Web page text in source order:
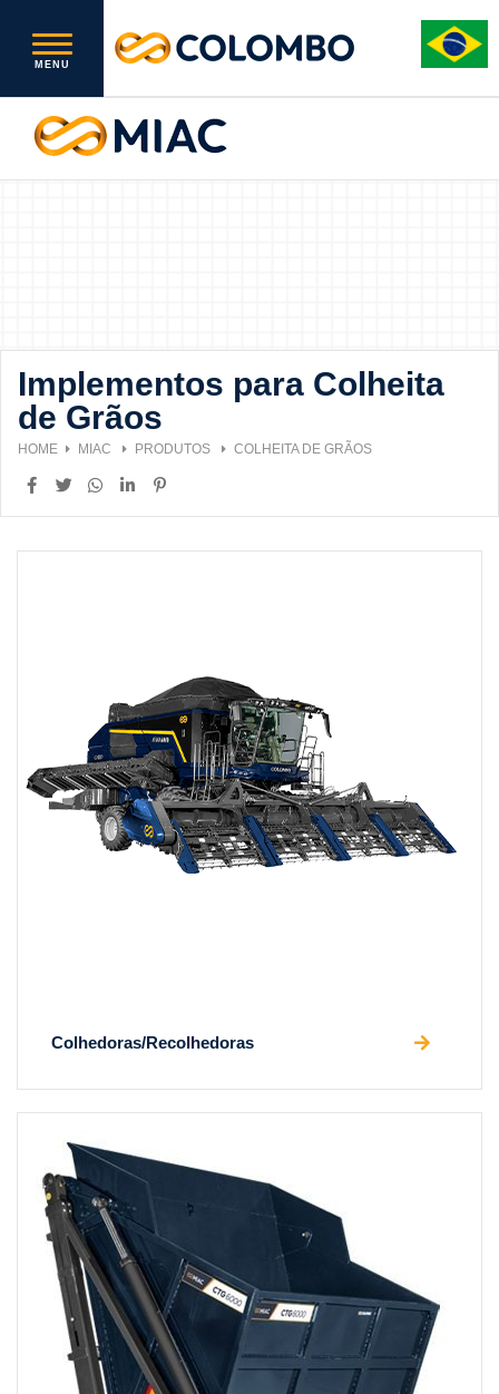
Implementos para Colheita
de Grãos
HOME MIAC PRODUTOS COLHEITA DE GRÃOS
Colhedoras/Recolhedoras